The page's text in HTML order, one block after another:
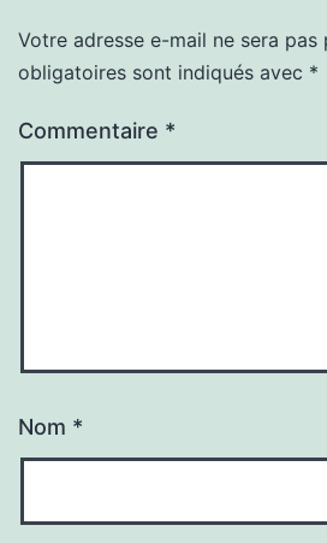
Votre adresse e-mail ne sera pas
obligatoires sont indiqués avec *
Commentaire *
Nom *